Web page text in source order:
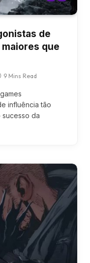
de
que
9 Mins Read
influência tão
da